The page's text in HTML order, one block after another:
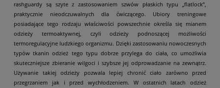
rashguardy są szyte z zastosowaniem szwów płaskich typu „flatlock”,
praktycznie nieodczuwalnych dla ćwiczącego. Ubiory treningowe
posiadające tego rodzaju właściwości powszechnie określa się mianem
odzieży termoaktywnej, czyli odzieży podnoszącej możliwości
termoregulacyjne ludzkiego organizmu. Dzięki zastosowaniu nowoczesnych
typów tkanin odzież tego typu dobrze przylega do ciała, co umożliwia
skuteczniejsze zbieranie wilgoci i szybsze jej odprowadzanie na zewnątrz.
Używanie takiej odzieży pozwala lepiej chronić ciało zarówno przed
przegrzaniem jak i przed wychłodzeniem. W ostatnich latach odzież